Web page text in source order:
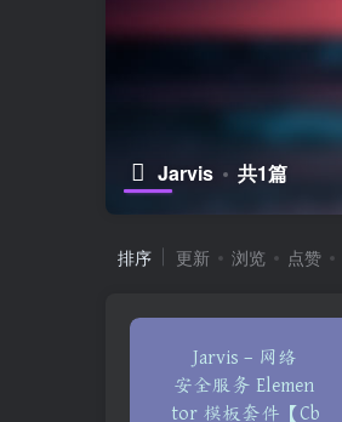
Jarvis 共1篇
排序 更新 浏览 点赞